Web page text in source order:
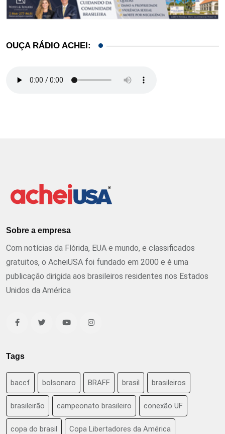
OUÇA RÁDIO ACHEI:
Sobre a empresa
Com notícias da Flórida, EUA e mundo, e classificados
gratuitos, o AcheiUSA foi fundado em 2000 e é uma
publicação dirigida aos brasileiros residentes nos Estados
Unidos da América
Tags
baccf bolsonaro BRAFF brasil brasileiros
brasileirão campeonato brasileiro conexão UF
copa do brasil Copa Libertadores da América